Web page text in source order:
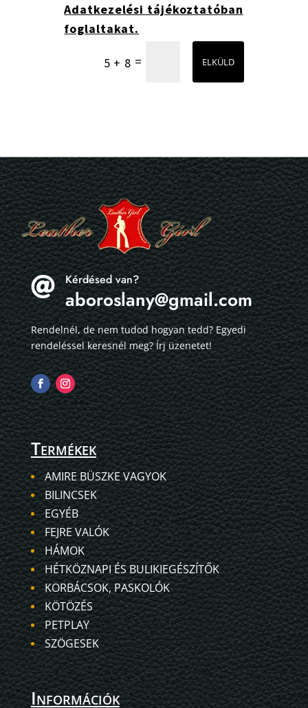
Adatkezelési tájékoztatóban
foglaltakat.
5 + 8 = ELKÜLD
 Kérdésed van?
aboroslany@gmail.com
Rendelnél, de nem tudod hogyan tedd? Egyedi
rendeléssel keresnél meg? Írj üzenetet!
Termékek
AMIRE BÜSZKE VAGYOK
BILINCSEK
EGYÉB
FEJRE VALÓK
HÁMOK
HÉTKÖZNAPI ÉS BULIKIEGÉSZÍTŐK
KORBÁCSOK, PASKOLÓK
KÖTÖZÉS
PETPLAY
SZÖGESEK
Információk